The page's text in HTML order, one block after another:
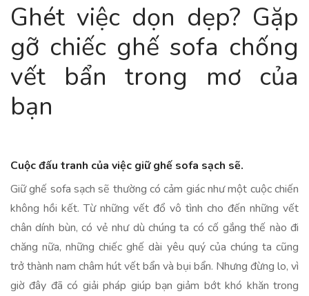
Ghét việc dọn dẹp? Gặp
gỡ chiếc ghế sofa chống
vết bẩn trong mơ của
bạn
Cuộc đấu tranh của việc giữ ghế sofa sạch sẽ.
Giữ ghế sofa sạch sẽ thường có cảm giác như một cuộc chiến
không hồi kết. Từ những vết đổ vô tình cho đến những vết
chân dính bùn, có vẻ như dù chúng ta có cố gắng thế nào đi
chăng nữa, những chiếc ghế dài yêu quý của chúng ta cũng
trở thành nam châm hút vết bẩn và bụi bẩn. Nhưng đừng lo, vì
giờ đây đã có giải pháp giúp bạn giảm bớt khó khăn trong